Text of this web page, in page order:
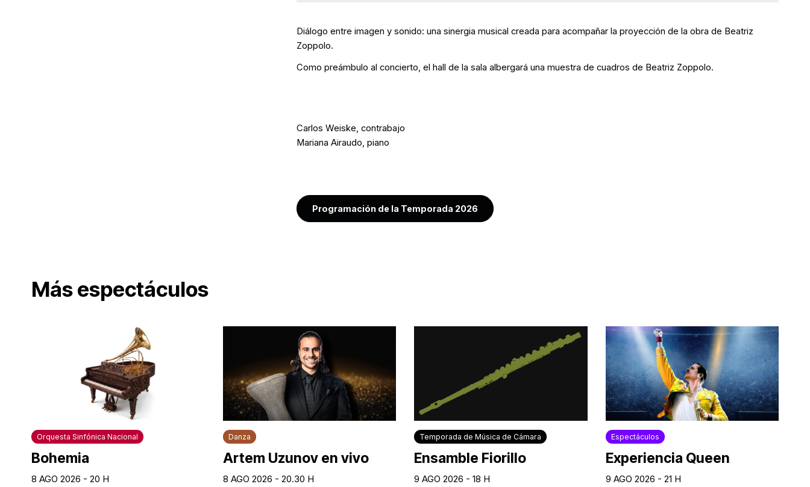
Diálogo entre imagen y sonido: una sinergia musical creada para acompañar la proyección de la obra de Beatriz
Zoppolo.
Como preámbulo al concierto, el hall de la sala albergará una muestra de cuadros de Beatriz Zoppolo.
Carlos Weiske, contrabajo
Mariana Airaudo, piano
Programación de la Temporada 2026
Más espectáculos
Orquesta Sinfónica Nacional
Bohemia
8 AGO 2026 - 20 H
Danza
Artem Uzunov en vivo
8 AGO 2026 - 20.30 H
Temporada de Música de Cámara
Ensamble Fiorillo
9 AGO 2026 - 18 H
Espectáculos
Experiencia Queen
9 AGO 2026 - 21 H